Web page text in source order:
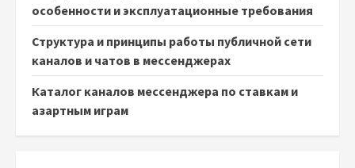
особенности и эксплуатационные требования
Структура и принципы работы публичной сети
каналов и чатов в мессенджерах
Каталог каналов мессенджера по ставкам и
азартным играм